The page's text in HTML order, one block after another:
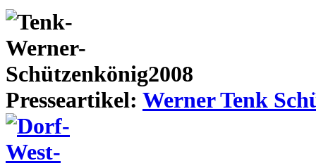
Presseartikel: Werner Tenk